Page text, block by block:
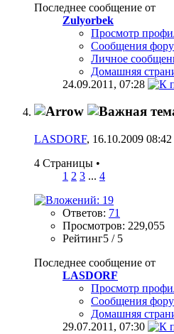
Последнее сообщение от
Zulyorbek
Просмотр
Сообщения
Личное
Домашняя
24.09.2011, 07:28
LASDORF, 16.10.2009 08:42
4 Страницы •
1 2 3 ... 4
Ответов: 71
Просмотров: 229,055
Рейтинг5 / 5
Последнее сообщение от
LASDORF
Просмотр
Сообщения
Домашняя
29.07.2011, 07:30